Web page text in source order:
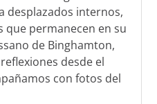
desplazados internos,
que permanecen en su
de Binghamton,
desde el
con fotos del